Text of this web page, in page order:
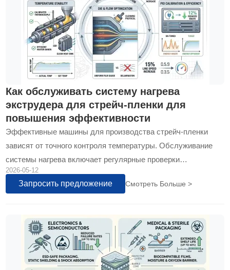
Как обслуживать систему нагрева
экструдера для стрейч-пленки для
повышения эффективности
Эффективные машины для производства стрейч-пленки
зависят от точного контроля температуры. Обслуживание
системы нагрева включает регулярные проверки
нагревательных элементов, термопар и твердотельных реле
для предотвращения колебаний температуры...
2026-05-12
Запросить предложение Смотреть Больше >